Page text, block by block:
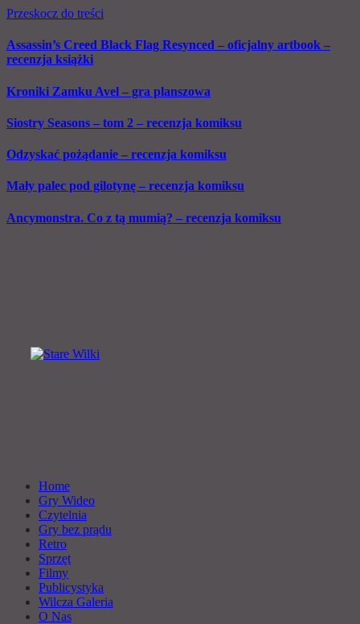
Przeskocz do treści
Assassin’s Creed Black Flag Resynced – oficjalny artbook –
recenzja książki
Kroniki Zamku Avel – gra planszowa
Siostry Seasons – tom 2 – recenzja komiksu
Odzyskać pożądanie – recenzja komiksu
Mały palec pod gilotynę – recenzja komiksu
Ancymonstra. Co z tą mumią? – recenzja komiksu
Home
Gry Wideo
Czytelnia
Gry bez prądu
Retro
Sprzęt
Filmy
Publicystyka
Wilcza Galeria
O Nas